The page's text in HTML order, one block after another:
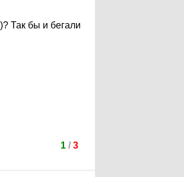
Так бы и бегали
1/ 3